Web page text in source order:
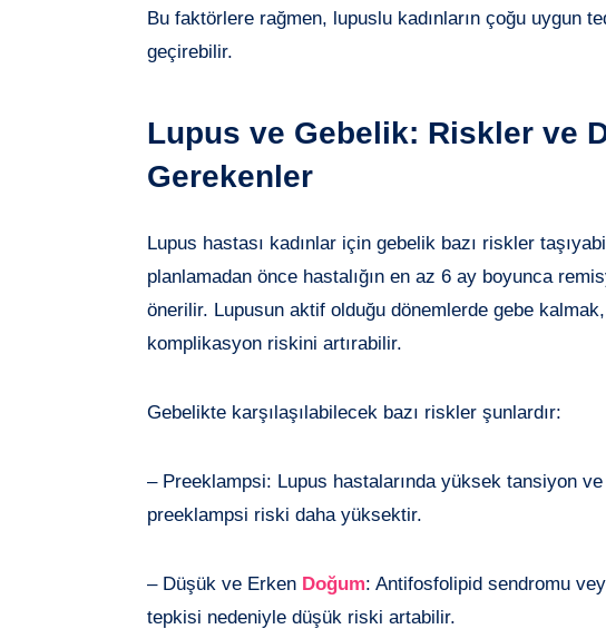
Bu faktörlere rağmen, lupuslu kadınların çoğu uygun
geçirebilir.
Lupus ve Gebelik: Riskler ve
Gerekenler
Lupus hastası kadınlar için gebelik bazı riskler
planlamadan önce hastalığın en az 6 ay boyunca
önerilir. Lupusun aktif olduğu dönemlerde gebe
komplikasyon riskini artırabilir.
Gebelikte karşılaşılabilecek bazı riskler şunlardır:
– Preeklampsi: Lupus hastalarında yüksek tansiyon
preeklampsi riski daha yüksektir.
– Düşük ve Erken Doğum: Antifosfolipid sendromu
tepkisi nedeniyle düşük riski artabilir.